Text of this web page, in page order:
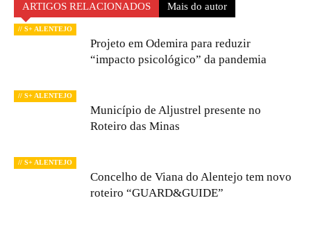
ARTIGOS RELACIONADOS Mais do autor
// S+ ALENTEJO
Projeto em Odemira para reduzir
“impacto psicológico” da pandemia
// S+ ALENTEJO
Município de Aljustrel presente no
Roteiro das Minas
// S+ ALENTEJO
Concelho de Viana do Alentejo tem novo
roteiro “GUARD&GUIDE”